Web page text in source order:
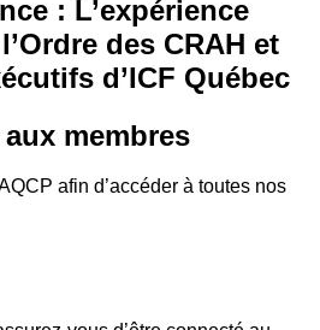
: L’expérience
des CRAH et
d’ICF Québec
membres
afin d’accéder à toutes nos